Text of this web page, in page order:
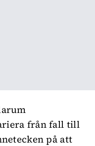
från fall till
på att